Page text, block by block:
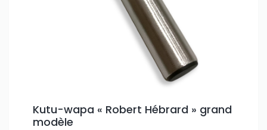
Kutu-wapa « Robert Hébrard » grand
modèle